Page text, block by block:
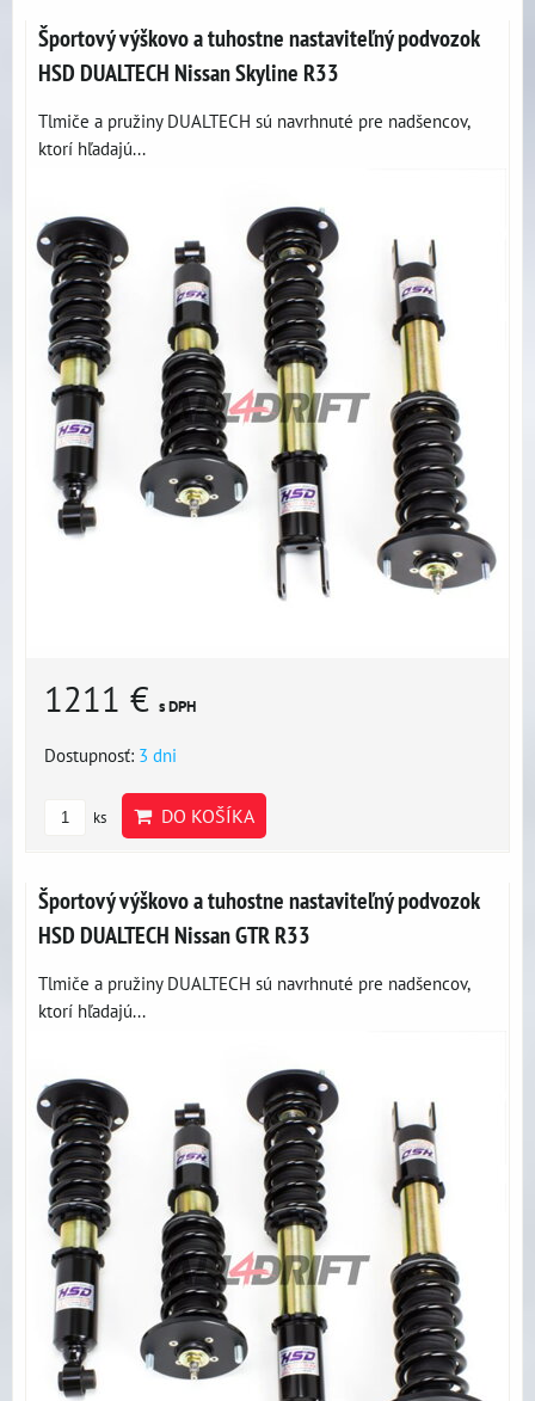
Športový výškovo a tuhostne nastaviteľný podvozok
HSD DUALTECH Nissan Skyline R33
Tlmiče a pružiny DUALTECH sú navrhnuté pre nadšencov,
ktorí hľadajú...
1211 € s DPH
Dostupnosť: 3 dni
ks DO KOŠÍKA
Športový výškovo a tuhostne nastaviteľný podvozok
HSD DUALTECH Nissan GTR R33
Tlmiče a pružiny DUALTECH sú navrhnuté pre nadšencov,
ktorí hľadajú...